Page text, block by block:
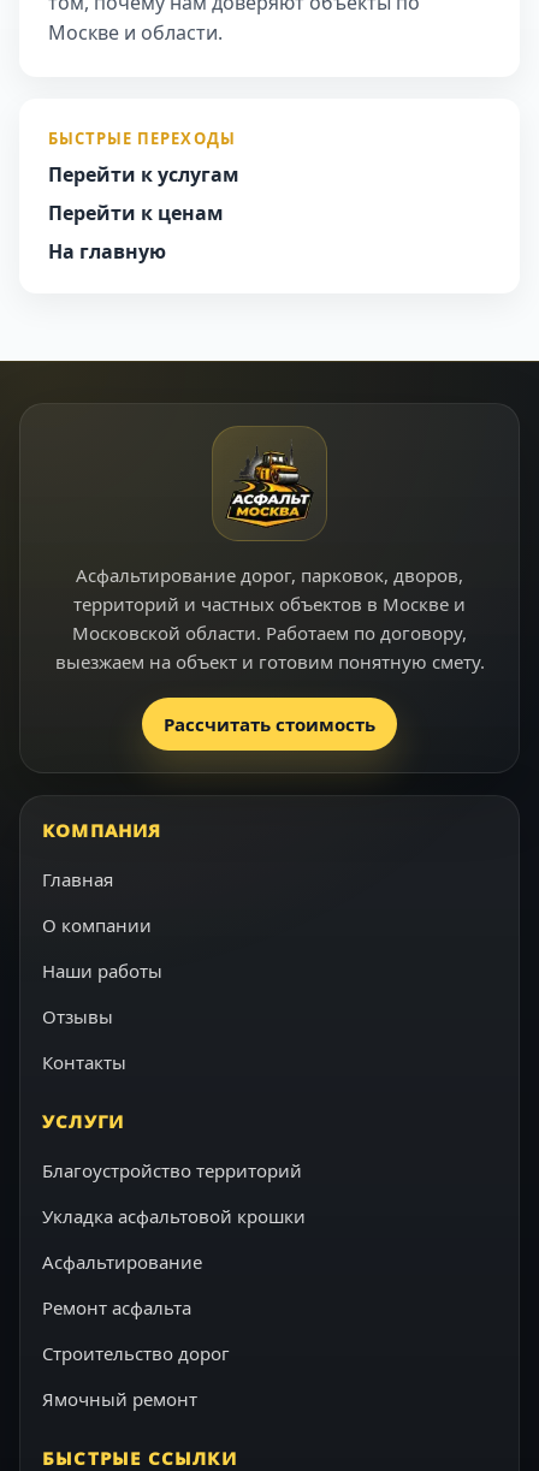
Москве и области.
БЫСТРЫЕ ПЕРЕХОДЫ
Перейти к услугам
Перейти к ценам
На главную
Асфальтирование дорог, парковок, дворов,
территорий и частных объектов в Москве и
Московской области. Работаем по договору,
выезжаем на объект и готовим понятную смету.
Рассчитать стоимость
КОМПАНИЯ
Главная
О компании
Наши работы
Отзывы
Контакты
УСЛУГИ
Благоустройство территорий
Укладка асфальтовой крошки
Асфальтирование
Ремонт асфальта
Строительство дорог
Ямочный ремонт
БЫСТРЫЕ ССЫЛКИ